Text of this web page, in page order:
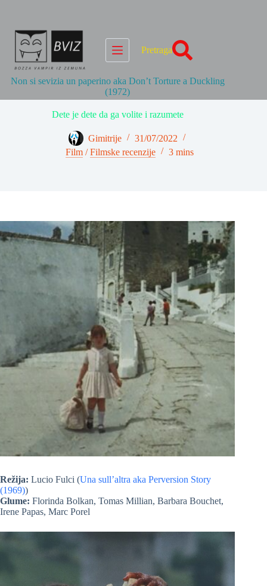
Pretraga
Non si sevizia un paperino aka Don’t Torture a Duckling
(1972)
Dete je dete da ga volite i razumete
Gimitrije
31/07/2022
Film/Filmske recenzije 3 mins
Režija: Lucio Fulci (Una sull’altra aka Perversion Story
(1969))
Glume: Florinda Bolkan, Tomas Millian, Barbara Bouchet,
Irene Papas, Marc Porel